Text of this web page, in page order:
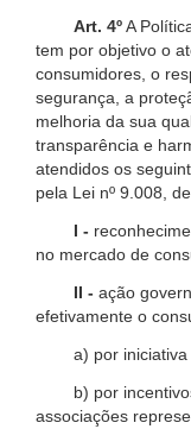
Art. 4ºA
tem por objetivo o
consumidores, o
segurança, a
melhoria da sua
transparência e
atendidos os
pela Lei nº 9.008,
I -
no mercado de
II - ação
efetivamente o
a) por iniciativa
b) por incentivos
associações